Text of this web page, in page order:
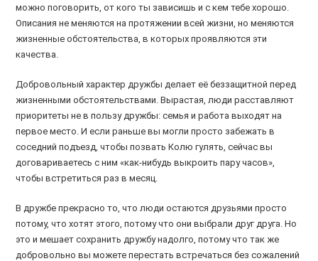
можно поговорить, от кого ты зависишь и с кем тебе хорошо.
Описания не меняются на протяжении всей жизни, но меняются
жизненные обстоятельства, в которых проявляются эти
качества.
Добровольный характер дружбы делает её беззащитной перед
жизненными обстоятельствами. Вырастая, люди расставляют
приоритеты не в пользу дружбы: семья и работа выходят на
первое место. И если раньше вы могли просто забежать в
соседний подъезд, чтобы позвать Колю гулять, сейчас вы
договариваетесь с ним «как-нибудь выкроить пару часов»,
чтобы встретиться раз в месяц.
В дружбе прекрасно то, что люди остаются друзьями просто
потому, что хотят этого, потому что они выбрали друг друга. Но
это и мешает сохранить дружбу надолго, потому что так же
добровольно вы можете перестать встречаться без сожалений